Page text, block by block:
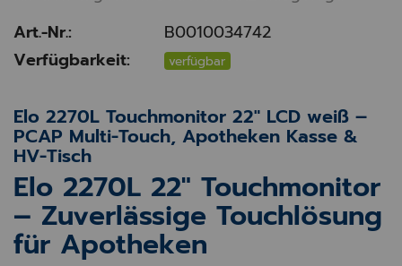
Art.-Nr.:
B0010034742
Verfügbarkeit:
verfügbar
Elo 2270L Touchmonitor 22" LCD weiß –
PCAP Multi-Touch, Apotheken Kasse &
HV-Tisch
Elo 2270L 22" Touchmonitor
– Zuverlässige Touchlösung
für Apotheken